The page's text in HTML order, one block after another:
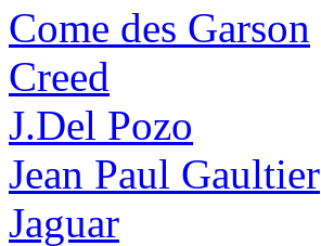
Come des Garson
Creed
J.Del Pozo
Jean Paul Gaultier
Jaguar